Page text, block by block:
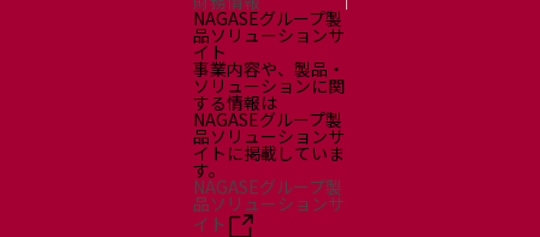
NAGASEグループ製
品ソリューションサ
イト
事業内容や、製品・
ソリューションに関
する情報は
NAGASEグループ製
品ソリューションサ
イトに掲載していま
す。
NAGASEグループ製
品ソリューションサ
イト